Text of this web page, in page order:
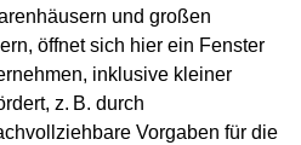
und großen
öffnet sich hier ein Fenster
inklusive kleiner
z. B. durch
Vorgaben für die